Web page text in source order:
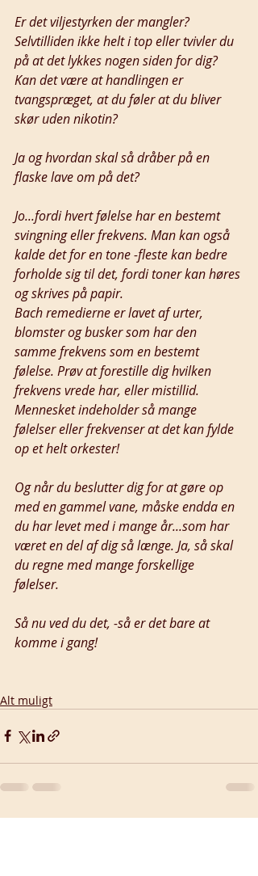
Er det viljestyrken der mangler?
Selvtilliden ikke helt i top eller tvivler du
på at det lykkes nogen siden for dig?
Kan det være at handlingen er
tvangspræget, at du føler at du bliver
skør uden nikotin?
Ja og hvordan skal så dråber på en
flaske lave om på det?
Jo...fordi hvert følelse har en bestemt
svingning eller frekvens. Man kan også
kalde det for en tone -fleste kan bedre
forholde sig til det, fordi toner kan høres
og skrives på papir.
Bach remedierne er lavet af urter,
blomster og busker som har den
samme frekvens som en bestemt
følelse. Prøv at forestille dig hvilken
frekvens vrede har, eller mistillid.
Mennesket indeholder så mange
følelser eller frekvenser at det kan fylde
op et helt orkester!
Og når du beslutter dig for at gøre op
med en gammel vane, måske endda en
du har levet med i mange år...som har
været en del af dig så længe. Ja, så skal
du regne med mange forskellige
følelser.
Så nu ved du det, -så er det bare at
komme i gang!
Alt muligt